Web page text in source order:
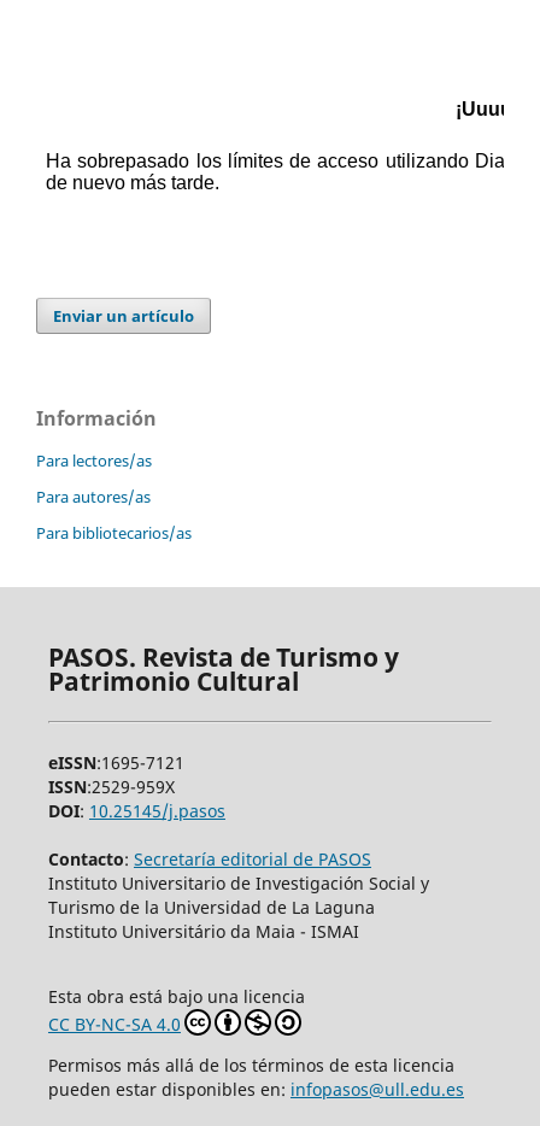
Enviar un artículo
Información
Para lectores/as
Para autores/as
Para bibliotecarios/as
PASOS. Revista de Turismo y
Patrimonio Cultural
eISSN:1695-7121
ISSN:2529-959X
DOI: 10.25145/j.pasos
Contacto: Secretaría editorial de PASOS
Instituto Universitario de Investigación Social y
Turismo de la Universidad de La Laguna
Instituto Universitário da Maia - ISMAI
Esta obra está bajo una licencia
CC BY-NC-SA 4.0
Permisos más allá de los términos de esta licencia
pueden estar disponibles en: infopasos@ull.edu.es